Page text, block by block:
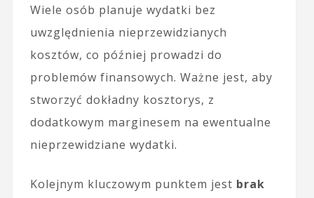
Wiele osób planuje wydatki bez
uwzględnienia nieprzewidzianych
kosztów, co później prowadzi do
problemów finansowych. Ważne jest, aby
stworzyć dokładny kosztorys, z
dodatkowym marginesem na ewentualne
nieprzewidziane wydatki.
Kolejnym kluczowym punktem jest brak